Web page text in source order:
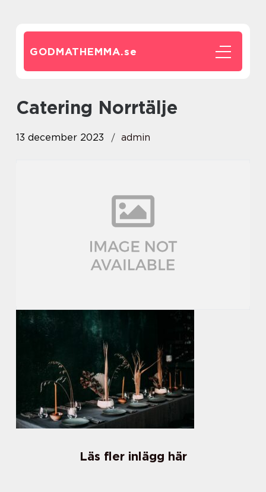
GODMATHEMMA.se
catering Norrtälje
13 december 2023 admin
Läs fler inlägg här